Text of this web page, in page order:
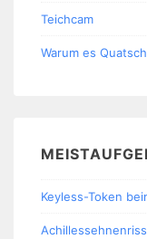
Teichcam
Warum es
Keyless-Token